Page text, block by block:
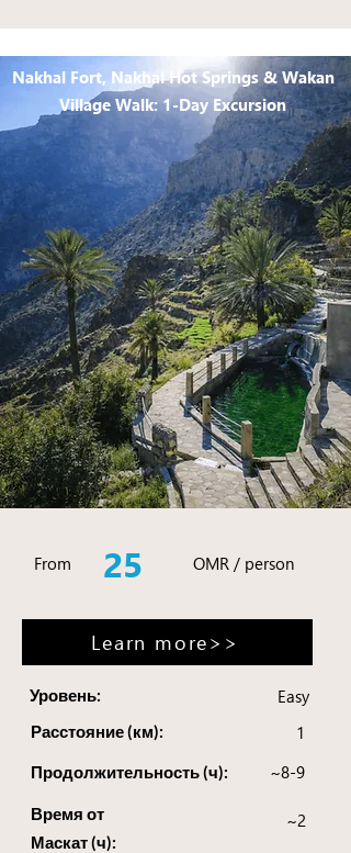
Nakhal Fort, Nakhal Hot Springs & Wakan
Village Walk: 1-Day Excursion
From 25 OMR / person
Learn more>>
Уровень: Easy
Расстояние (км): 1
Продолжительность (ч):
Время от
Маскат (ч):
~8-9
~2